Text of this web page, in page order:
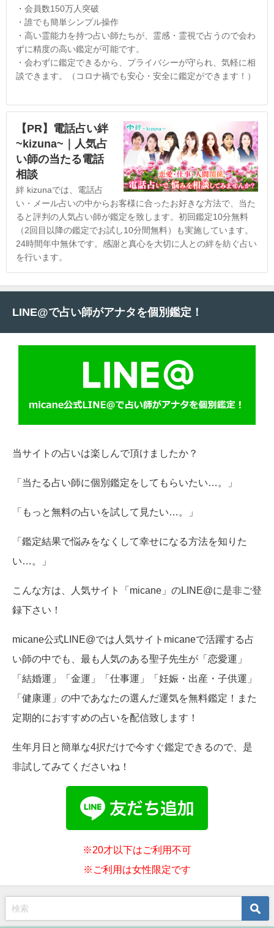
・会員数150万人突破
・誰でも簡単シンプル操作
・高い霊能力を持つ占い師たちが、霊感・霊視で占うので会わ
ずに精度の高い鑑定が可能です。
・会わずに鑑定できるから、プライバシーが守られ、気軽に相
談できます。（コロナ禍でも安心・安全に鑑定ができます！）
【PR】電話占い絆
~kizuna~｜人気占
い師の当たる電話
相談
絆 kizunaでは、電話占
い・メール占いの中からお客様に合ったお好きな方法で、当た
ると評判の人気占い師が鑑定を致します。初回鑑定10分無料
（2回目以降の鑑定でお試し10分間無料）も実施しています。
24時間年中無休です。感謝と真心を大切に人との絆を紡ぐ占い
を行います。
LINE@で占い師がアナタを個別鑑定！
当サイトの占いは楽しんで頂けましたか？
「当たる占い師に個別鑑定をしてもらいたい…。」
「もっと無料の占いを試して見たい…。」
「鑑定結果で悩みをなくして幸せになる方法を知りた
い…。」
こんな方は、人気サイト「micane」のLINE@に是非ご登
録下さい！
micane公式LINE@では人気サイトmicaneで活躍する占
い師の中でも、最も人気のある聖子先生が「恋愛運」
「結婚運」「金運」「仕事運」「妊娠・出産・子供運」
「健康運」の中であなたの選んだ運気を無料鑑定！また
定期的におすすめの占いを配信致します！
生年月日と簡単な4択だけで今すぐ鑑定できるので、是
非試してみてくださいね！
※20才以下はご利用不可
※ご利用は女性限定です